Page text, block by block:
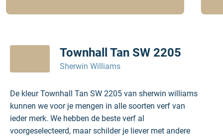
Townhall Tan SW 2205
Sherwin Williams
De kleur Townhall Tan SW 2205 van sherwin williams
kunnen we voor je mengen in alle soorten verf van
ieder merk. We hebben de beste verf al
voorgeselecteerd, maar schilder je liever met andere